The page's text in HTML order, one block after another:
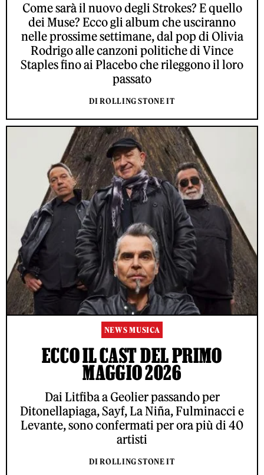
Come sarà il nuovo degli Strokes? E quello
dei Muse? Ecco gli album che usciranno
nelle prossime settimane, dal pop di Olivia
Rodrigo alle canzoni politiche di Vince
Staples fino ai Placebo che rileggono il loro
passato
DI ROLLING STONE IT
NEWS MUSICA
ECCO IL CAST DEL PRIMO
MAGGIO 2026
Dai Litfiba a Geolier passando per
Ditonellapiaga, Sayf, La Niña, Fulminacci e
Levante, sono confermati per ora più di 40
artisti
DI ROLLING STONE IT